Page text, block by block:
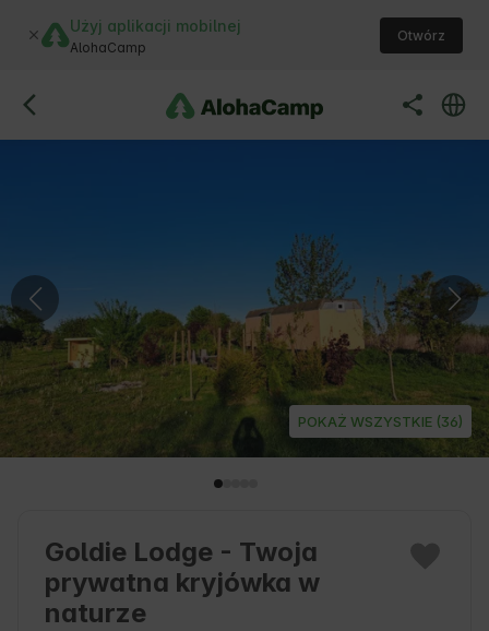
Użyj aplikacji mobilnej
AlohaCamp
Otwórz
POKAŻ WSZYSTKIE (36)
Goldie Lodge - Twoja
prywatna kryjówka w
naturze